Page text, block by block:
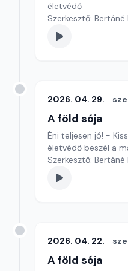
életvédő
Szerkesztő:
2026. 04. 29.
A föld sója
Éni teljesen jó! -
életvédő beszél a
Szerkesztő:
2026. 04. 22.
A föld sója